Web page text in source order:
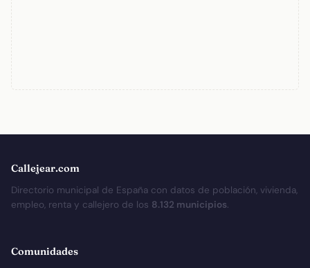
Callejear.com
Directorio municipal de España con datos de población, vivienda,
empleo, renta y callejero de los 8.132 municipios.
Comunidades